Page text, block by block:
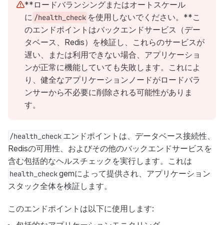
**ロードバランシングまたはオートスケール
に /health_check を使用しないでください。**こ
のエンドポイントはバックエンドサービス（デー
タベース、Redis）を検証し、これらのサービスが
遅い、または利用できない場合、アプリケーショ
ンが正常に機能していても失敗します。これによ
り、健全なアプリケーションノードがロードバラ
ンサーから不必要に削除される可能性がありま
す。
/health_check エンドポイントは、データベース接続性、
Redisの可用性、およびその他のバックエンドサービスを
含む包括的なヘルスチェックを実行します。これは
health_checkgemによって提供され、アプリケーション
スタック全体を検証します。
このエンドポイントは以下に使用します: